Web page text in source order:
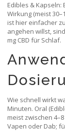
Edibles &
Wirkung (meist
ist hier einfacher
angehen willst,
mg CBD für Schlaf.
Wie schnell wirkt
Minuten. Oral
meist zwischen
Vapen oder Dab;